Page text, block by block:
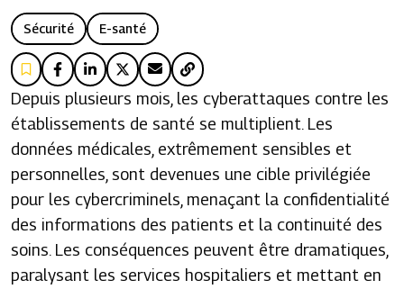
Sécurité E-santé
Depuis plusieurs mois, les cyberattaques contre les
établissements de santé se multiplient. Les
données médicales, extrêmement sensibles et
personnelles, sont devenues une cible privilégiée
pour les cybercriminels, menaçant la confidentialité
des informations des patients et la continuité des
soins. Les conséquences peuvent être dramatiques,
paralysant les services hospitaliers et mettant en